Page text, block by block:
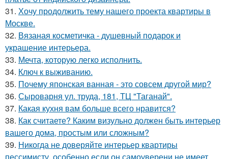
31. Хочу продолжить тему нашего проекта квартиры в
Москве.
32. Вязаная косметичка - душевный подарок и
украшение интерьера.
33. Мечта, которую легко исполнить.
34. Ключ к выживанию.
35. Почему японская ванная - это совсем другой мир?
36. Сыроварня ул. труда, 181, ТЦ "Таганай".
37. Какая кухня вам больше всего нравится?
38. Как считаете? Каким визульно должен быть интерьер
вашего дома, простым или сложным?
39. Никогда не доверяйте интерьер квартиры
пессимисту, особенно если он самоуверени не имеет